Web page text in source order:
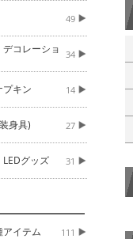
49
コレーショ 34
プキン 14
身具) 27
グッズ 31
アイテム 111